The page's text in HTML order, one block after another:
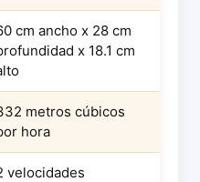
cm ancho x 28 cm
x 18.1 cm
metros cúbicos
hora
velocidades